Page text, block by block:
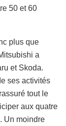
50 et 60
plus que
a
et Skoda.
ses activités
tout le
aux quatre
Un moindre